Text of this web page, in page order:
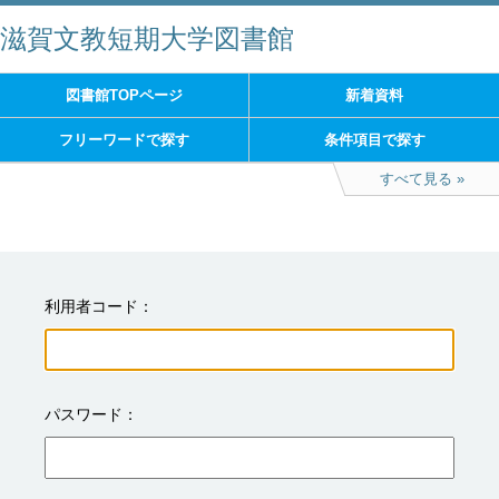
滋賀文教短期大学図書館
図書館TOPページ 新着資料
フリーワードで探す 条件項目で探す
すべて見る
利用者コード
パスワード